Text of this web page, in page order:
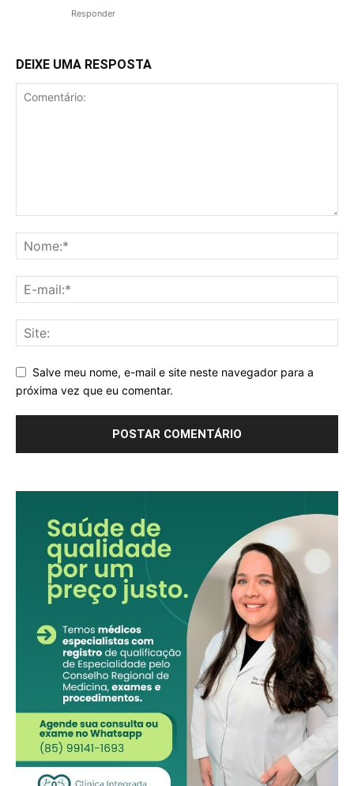
Responder
DEIXE UMA RESPOSTA
Salve meu nome, e-mail e site neste navegador para a
próxima vez que eu comentar.